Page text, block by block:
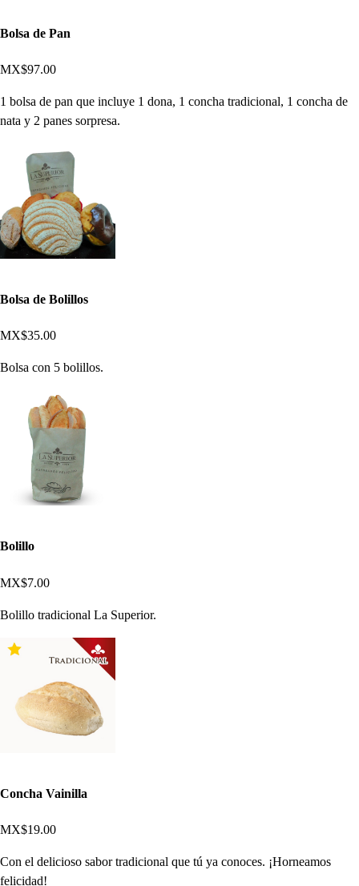
Bolsa de Pan
MX$97.00
1 bolsa de pan que incluye 1 dona, 1 concha tradicional, 1 concha de
nata y 2 panes sorpresa.
Bolsa de Bolillos
MX$35.00
Bolsa con 5 bolillos.
Bolillo
MX$7.00
Bolillo tradicional La Superior.
Concha Vainilla
MX$19.00
Con el delicioso sabor tradicional que tú ya conoces. ¡Horneamos
felicidad!